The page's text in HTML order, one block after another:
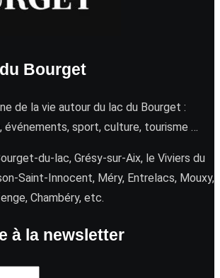
Bourget
de la vie autour du lac du Bourget :
événements, sport, culture, tourisme …
du-lac, Grésy-sur-Aix, le Viviers du
Saint-Innocent, Méry, Entrelacs, Mouxy,
Chambéry, etc.
à la newsletter